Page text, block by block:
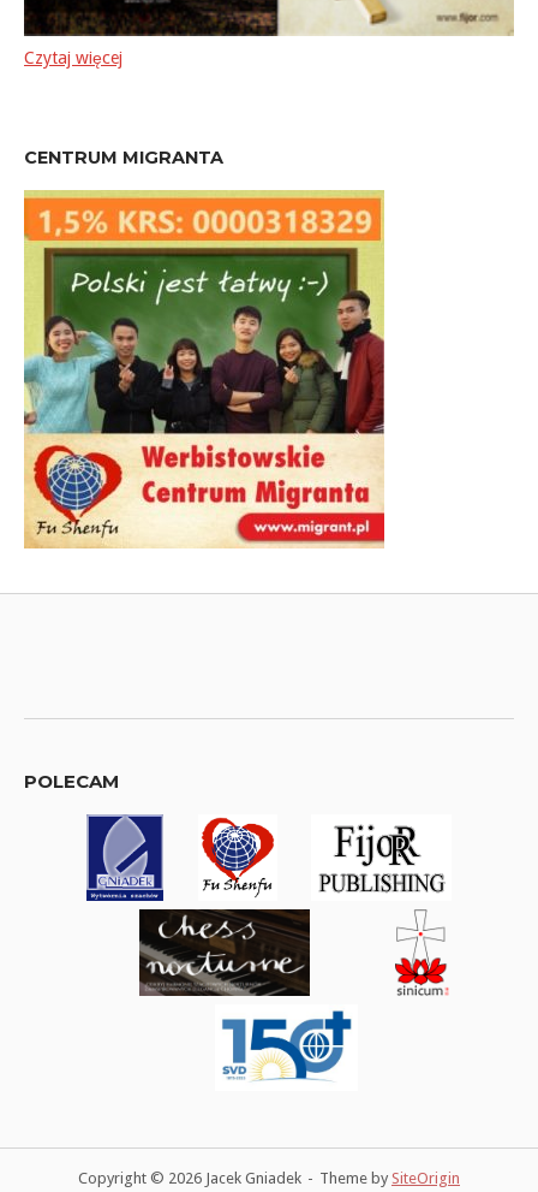
Czytaj więcej
CENTRUM MIGRANTA
POLECAM
Copyright © 2026 Jacek Gniadek Theme by SiteOrigin